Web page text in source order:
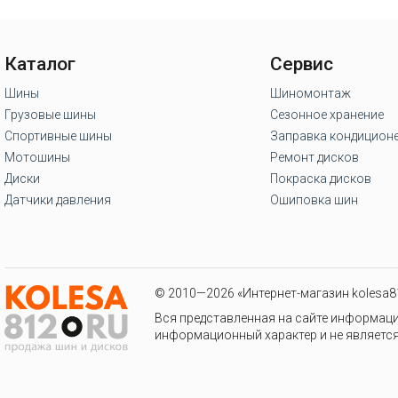
Каталог
Шины
Грузовые шины
Спортивные шины
Мотошины
Диски
Датчики давления
Сервис
Шиномонтаж
Сезонное хранение
Заправка
Ремонт дисков
Покраска дисков
Ошиповка шин
© 2010—2026 «Интернет-магазин
Вся представленная на сайте
информационный характер и не